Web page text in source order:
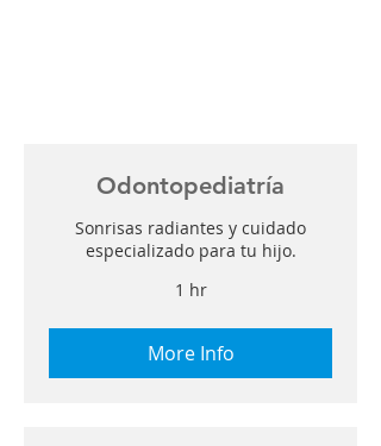
Odontopediatría
Sonrisas radiantes y cuidado
especializado para tu hijo.
1 hr
More Info